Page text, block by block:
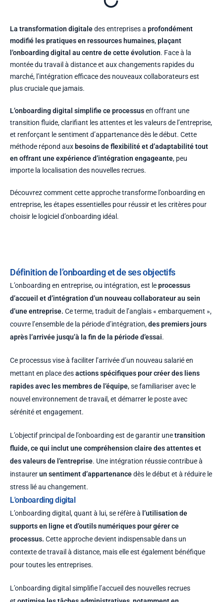
La transformation digitaledes entreprises a profondément
modifié les pratiques en ressources humaines,plaçant
l’onboarding digital au centre de cette évolution. Face à la
montée du travail à distance et aux changements rapides du
marché, l’intégration efficace des nouveaux collaborateurs est
plus cruciale que jamais.
L’onboarding digital simplifie ce processusen offrant une
transition fluide, clarifiant les attentes et les valeurs de l’entreprise,
et renforçant le sentiment d’appartenance dès le début. Cette
méthode répond aux besoins de flexibilité et d’adaptabilité tout
en offrant une expérience d’intégration engageante, peu
importe la localisation des nouvelles recrues.
Découvrez comment cette approche transforme l’onboarding en
entreprise, les étapes essentielles pour réussir et les critères pour
choisir le logiciel d’onboarding idéal.
Définition de l’onboarding et de ses objectifs
L’onboarding en entreprise, ou intégration, est leprocessus
d’accueil et d’intégration d’un nouveau collaborateur au sein
d’une entreprise. Ce terme, traduit de l’anglais « embarquement »,
couvre l’ensemble de la période d’intégration,des premiers jours
après l’arrivée jusqu’à la fin de la période d’essai.
Ce processus vise à faciliter l’arrivée d’un nouveau salarié en
mettant en place desactions spécifiques pour créer des liens
rapides avec les membres de l’équipe, se familiariser avec le
nouvel environnement de travail, et démarrer le poste avec
sérénité et engagement.
L’objectif principal de l’onboarding est de garantir unetransition
fluide, ce qui inclut une compréhension claire des attentes et
des valeurs de l’entreprise. Une intégration réussie contribue à
instaurerun sentiment d’appartenancedès le début et à réduire le
stress lié au changement.
L'onboarding digital
L’onboarding digital, quant à lui, se réfère à l’utilisation de
supports en ligne et d’outils numériques pour gérer ce
processus. Cette approche devient indispensable dans un
contexte de travail à distance, mais elle est également bénéfique
pour toutes les entreprises.
L’onboarding digital simplifie l’accueil des nouvelles recrues